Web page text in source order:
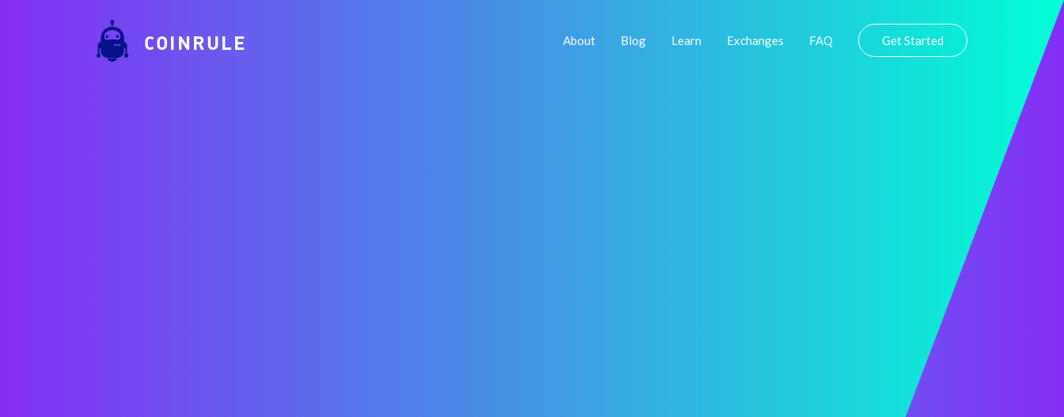
COINRULE About Blog Learn Exchanges FAQ Get Started